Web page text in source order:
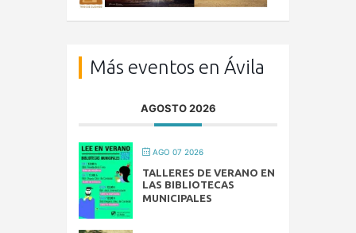
Más eventos en Ávila
AGOSTO 2026
AGO 07 2026
TALLERES DE VERANO EN
LAS BIBLIOTECAS
MUNICIPALES